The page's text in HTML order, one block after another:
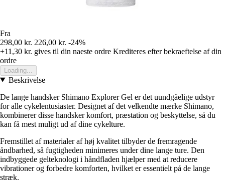
Fra
298,00 kr. 226,00 kr. -24%
+11,30 kr. gives til din naeste ordre Krediteres efter bekraeftelse af din
ordre
Loading...
Beskrivelse
De lange handsker Shimano Explorer Gel er det uundgåelige udstyr
for alle cykelentusiaster. Designet af det velkendte mærke Shimano,
kombinerer disse handsker komfort, præstation og beskyttelse, så du
kan få mest muligt ud af dine cykelture.
Fremstillet af materialer af høj kvalitet tilbyder de fremragende
åndbarhed, så fugtigheden minimeres under dine lange ture. Den
indbyggede gelteknologi i håndfladen hjælper med at reducere
vibrationer og forbedre komforten, hvilket er essentielt på de lange
stræk.